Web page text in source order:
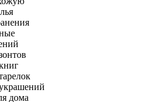
дома